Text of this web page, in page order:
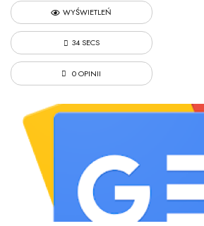
WYŚWIETLEŃ
34 SECS
0 OPINII